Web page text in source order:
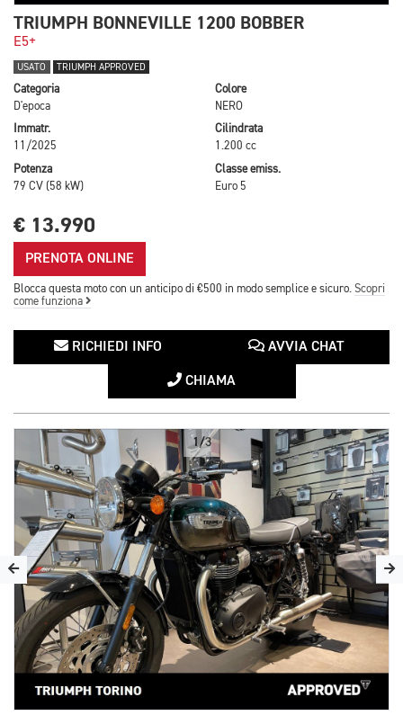
TRIUMPH BONNEVILLE 1200 BOBBER
E5+
USATO TRIUMPH APPROVED
Categoria
D'epoca
Colore
NERO
Immatr.
11/2025
Cilindrata
1.200 cc
Potenza
79 CV (58 kW)
Classe emiss.
Euro 5
€ 13.990
PRENOTA ONLINE
Blocca questa moto con un anticipo di €500 in modo semplice e sicuro. Scopri
come funziona
RICHIEDI INFO AVVIA CHAT
CHIAMA
1/3